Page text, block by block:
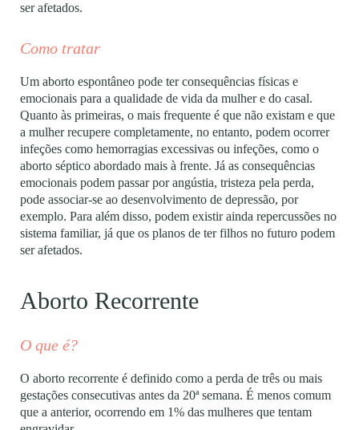
ser afetados.
Como tratar
Um aborto espontâneo pode ter consequências físicas e
emocionais para a qualidade de vida da mulher e do casal.
Quanto às primeiras, o mais frequente é que não existam e que
a mulher recupere completamente, no entanto, podem ocorrer
infeções como hemorragias excessivas ou infeções, como o
aborto séptico abordado mais à frente. Já as consequências
emocionais podem passar por angústia, tristeza pela perda,
pode associar-se ao desenvolvimento de depressão, por
exemplo. Para além disso, podem existir ainda repercussões no
sistema familiar, já que os planos de ter filhos no futuro podem
ser afetados.
Aborto Recorrente
O que é?
O aborto recorrente é definido como a perda de três ou mais
gestações consecutivas antes da 20ª semana. É menos comum
que a anterior, ocorrendo em 1% das mulheres que tentam